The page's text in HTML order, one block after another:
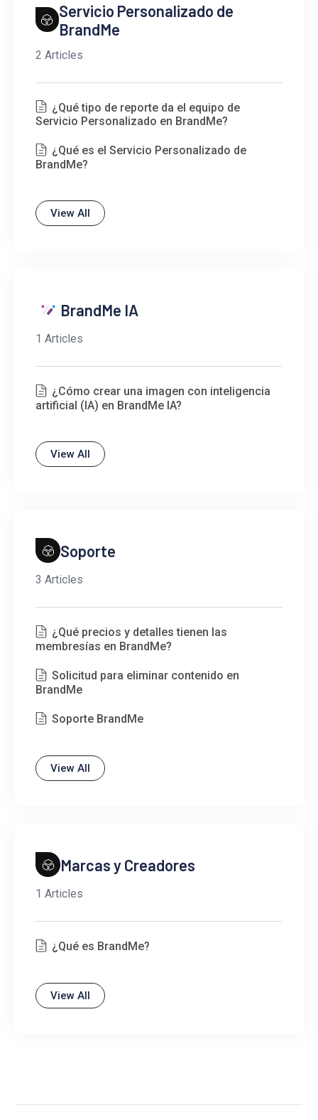
Servicio Personalizado de
BrandMe
2 Articles
¿Qué tipo de reporte da el equipo de
Servicio Personalizado en BrandMe?
¿Qué es el Servicio Personalizado de
BrandMe?
View All
BrandMe IA
1 Articles
¿Cómo crear una imagen con inteligencia
artificial (IA) en BrandMe IA?
View All
Soporte
3 Articles
¿Qué precios y detalles tienen las
membresías en BrandMe?
Solicitud para eliminar contenido en
BrandMe
Soporte BrandMe
View All
Marcas y Creadores
1 Articles
¿Qué es BrandMe?
View All